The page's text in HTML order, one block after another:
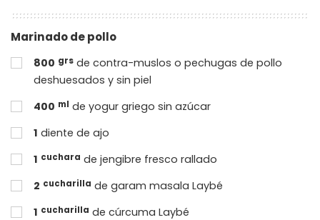
Marinado de pollo
800 grs de contra-muslos o pechugas de pollo
deshuesados y sin piel
400 ml de yogur griego sin azúcar
1 diente de ajo
1 cuchara de jengibre fresco rallado
2 cucharilla de garam masala Laybé
1 cucharilla de cúrcuma Laybé